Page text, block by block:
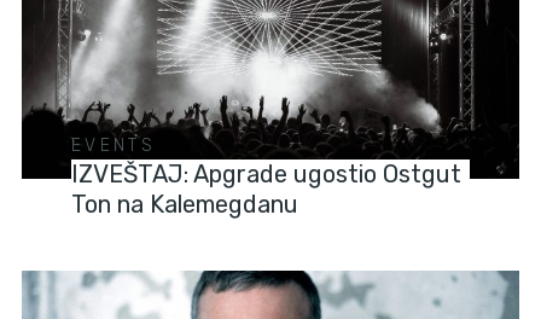
EVENTS
IZVEŠTAJ: Apgrade ugostio Ostgut
Ton na Kalemegdanu